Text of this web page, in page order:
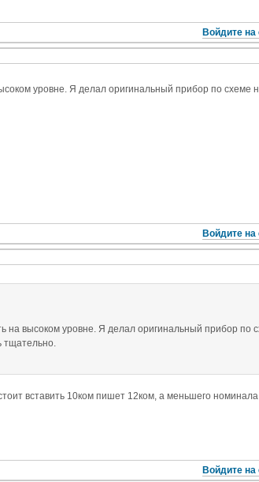
Войдите на
уровне. Я делал оригинальный прибор по схеме
Войдите на
на высоком уровне. Я делал оригинальный прибор по
тщательно.
вставить 10ком пишет 12ком, а меньшего
Войдите на